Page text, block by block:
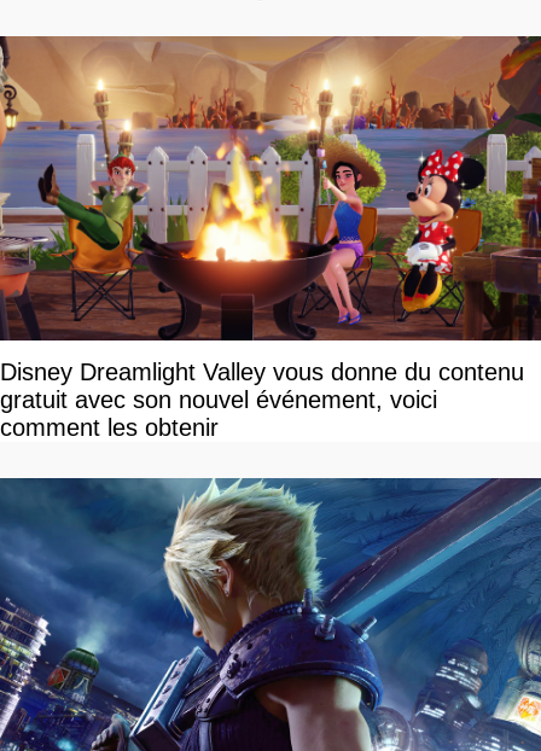
Disney Dreamlight Valley vous donne du contenu
gratuit avec son nouvel événement, voici
comment les obtenir